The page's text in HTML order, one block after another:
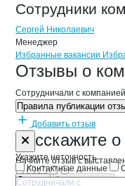
Сотрудники
Сергей Николаевич
Менеджер
Бренды
Вакансии в
Избранные вакансии
Новости o
Отзывы о
Сотрудничали с
Правила публикации
Добавить отзыв
Расскажите о
Начните отзыв с
Форма
Укажите неточность
Контактные данные
Отмена Опубликовать